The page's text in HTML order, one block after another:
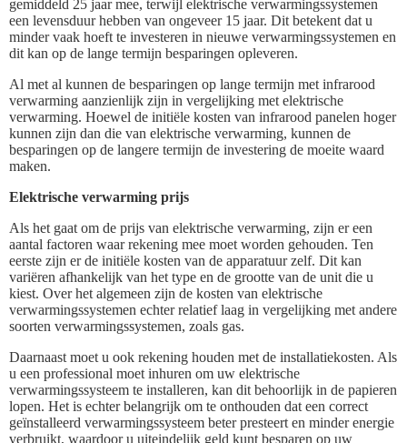
gemiddeld 25 jaar mee, terwijl elektrische verwarmingssystemen
een levensduur hebben van ongeveer 15 jaar. Dit betekent dat u
minder vaak hoeft te investeren in nieuwe verwarmingssystemen en
dit kan op de lange termijn besparingen opleveren.
Al met al kunnen de besparingen op lange termijn met infrarood
verwarming aanzienlijk zijn in vergelijking met elektrische
verwarming. Hoewel de initiële kosten van infrarood panelen hoger
kunnen zijn dan die van elektrische verwarming, kunnen de
besparingen op de langere termijn de investering de moeite waard
maken.
Elektrische verwarming prijs
Als het gaat om de prijs van elektrische verwarming, zijn er een
aantal factoren waar rekening mee moet worden gehouden. Ten
eerste zijn er de initiële kosten van de apparatuur zelf. Dit kan
variëren afhankelijk van het type en de grootte van de unit die u
kiest. Over het algemeen zijn de kosten van elektrische
verwarmingssystemen echter relatief laag in vergelijking met andere
soorten verwarmingssystemen, zoals gas.
Daarnaast moet u ook rekening houden met de installatiekosten. Als
u een professional moet inhuren om uw elektrische
verwarmingssysteem te installeren, kan dit behoorlijk in de papieren
lopen. Het is echter belangrijk om te onthouden dat een correct
geïnstalleerd verwarmingssysteem beter presteert en minder energie
verbruikt, waardoor u uiteindelijk geld kunt besparen op uw